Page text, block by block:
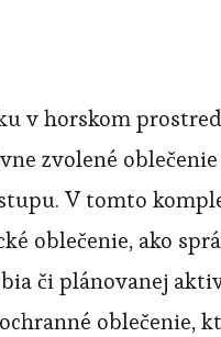
v horskom
zvolené
V tomto
oblečenie, ako
či plánovanej